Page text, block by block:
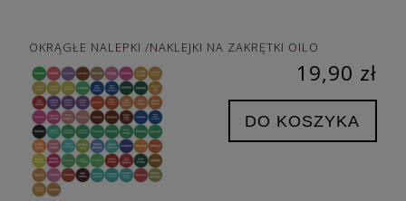
OKRĄGŁE NALEPKI /NAKLEJKI NA ZAKRĘTKI OILO
19,90 zł
DO KOSZYKA